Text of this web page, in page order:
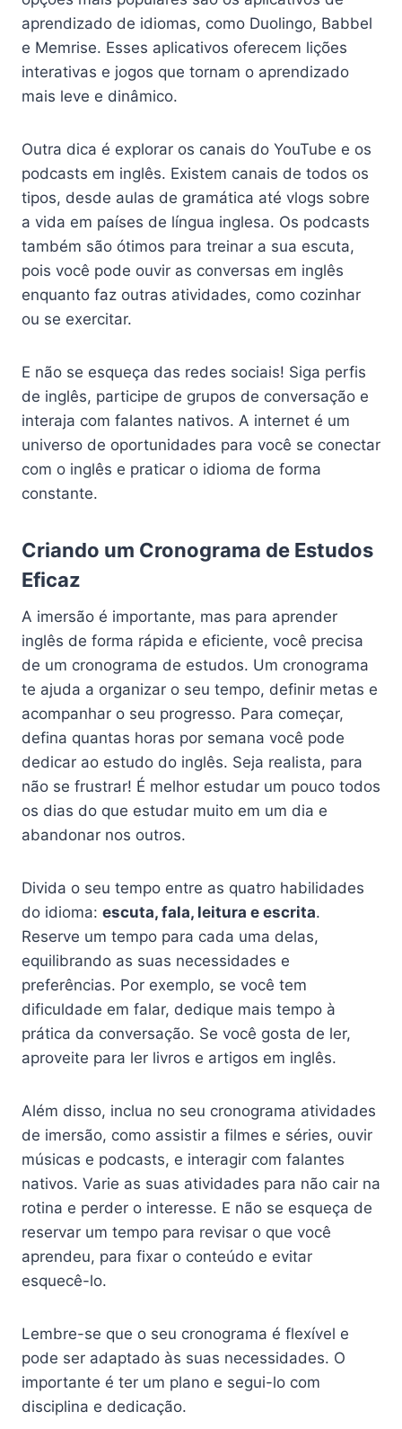
aprendizado de idiomas, como Duolingo, Babbel
e Memrise. Esses aplicativos oferecem lições
interativas e jogos que tornam o aprendizado
mais leve e dinâmico.
Outra dica é explorar os canais do YouTube e os
podcasts em inglês. Existem canais de todos os
tipos, desde aulas de gramática até vlogs sobre
a vida em países de língua inglesa. Os podcasts
também são ótimos para treinar a sua escuta,
pois você pode ouvir as conversas em inglês
enquanto faz outras atividades, como cozinhar
ou se exercitar.
E não se esqueça das redes sociais! Siga perfis
de inglês, participe de grupos de conversação e
interaja com falantes nativos. A internet é um
universo de oportunidades para você se conectar
com o inglês e praticar o idioma de forma
constante.
Criando um Cronograma de Estudos
Eficaz
A imersão é importante, mas para aprender
inglês de forma rápida e eficiente, você precisa
de um cronograma de estudos. Um cronograma
te ajuda a organizar o seu tempo, definir metas e
acompanhar o seu progresso. Para começar,
defina quantas horas por semana você pode
dedicar ao estudo do inglês. Seja realista, para
não se frustrar! É melhor estudar um pouco todos
os dias do que estudar muito em um dia e
abandonar nos outros.
Divida o seu tempo entre as quatro habilidades
do idioma: escuta, fala, leitura e escrita.
Reserve um tempo para cada uma delas,
equilibrando as suas necessidades e
preferências. Por exemplo, se você tem
dificuldade em falar, dedique mais tempo à
prática da conversação. Se você gosta de ler,
aproveite para ler livros e artigos em inglês.
Além disso, inclua no seu cronograma atividades
de imersão, como assistir a filmes e séries, ouvir
músicas e podcasts, e interagir com falantes
nativos. Varie as suas atividades para não cair na
rotina e perder o interesse. E não se esqueça de
reservar um tempo para revisar o que você
aprendeu, para fixar o conteúdo e evitar
esquecê-lo.
Lembre-se que o seu cronograma é flexível e
pode ser adaptado às suas necessidades. O
importante é ter um plano e segui-lo com
disciplina e dedicação.